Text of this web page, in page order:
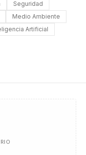
Seguridad
Medio Ambiente
Artificial